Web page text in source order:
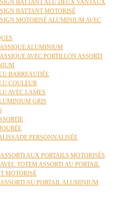
BATTANT ALU DEUX VANTAUX
BATTANT MOTORISÉ
MOTORISÉ ALUMINIUM AVEC
ALUMINIUM
AVEC PORTILLON ASSORTI
BARREAUDÉE
COULEUR
AVEC LAMES
GRIS
PERSONNALISÉE
AUX PORTAILS MOTORISÉS
TOTEM ASSORTI AU PORTAIL
MOTORISÉ
AU PORTAIL ALUMINIUM